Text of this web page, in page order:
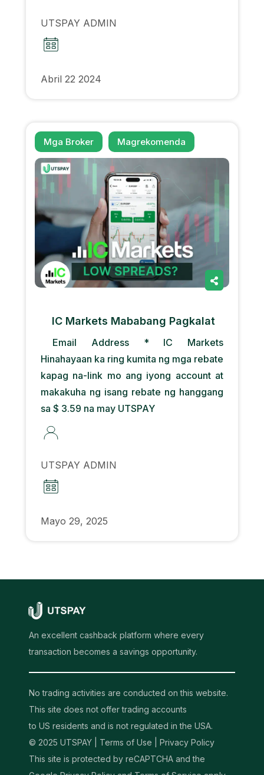
UTSPAY ADMIN
Abril 22 2024
Mga Broker Magrekomenda
IC Markets Mababang Pagkalat
Email Address * IC Markets
Hinahayaan ka ring kumita ng mga rebate
kapag na-link mo ang iyong account at
makakuha ng isang rebate ng hanggang
sa $ 3.59 na may UTSPAY
UTSPAY ADMIN
Mayo 29, 2025
An excellent cashback platform where every
transaction becomes a savings opportunity.
No trading activities are conducted on this website.
This site does not offer trading accounts
to US residents and is not regulated in the USA.
© 2025 UTSPAY | Terms of Use
Privacy Policy
This site is protected by reCAPTCHA and the